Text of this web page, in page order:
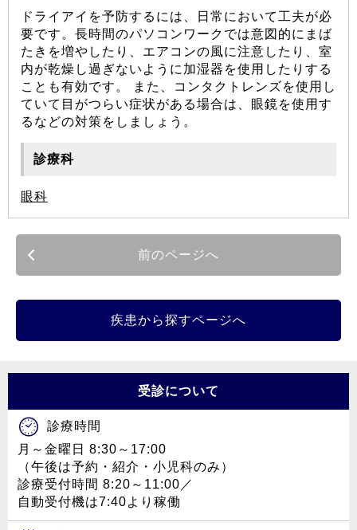
ドライアイを予防するには、日常において工夫が必
要です。長時間のパソコンワークでは意図的にまば
たきを増やしたり、エアコンの風に注意したり、室
内が乾燥し過ぎないように加湿器を使用したりする
ことも有効です。 また、コンタクトレンズを使用し
ていて目がつらい症状がある場合は、眼鏡を使用す
るなどの対策をしましょう。
診療科
眼科
前のページへ
疾患から探すページへ
受診について
診療時間
月～金曜日 8:30～17:00
（午後は予約・紹介・小児科のみ）
診療受付時間 8:20～11:00／
自動受付機は7:40より稼働